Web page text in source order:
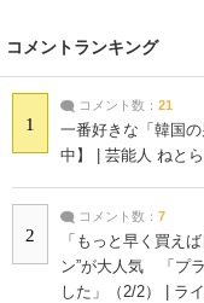
コメントランキング
1
コメント数： 21
一番好きな「韓国
中】 | 芸能人 ねと
2
コメント数： 7
「もっと早く買え
ン”が大人気 「プ
した」（2/2） | ラ